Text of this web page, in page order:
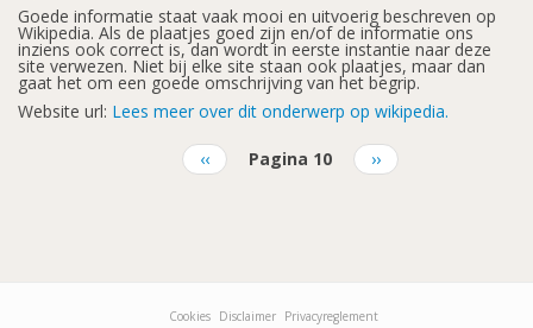
Goede informatie staat vaak mooi en uitvoerig beschreven op
Wikipedia. Als de plaatjes goed zijn en/of de informatie ons
inziens ook correct is, dan wordt in eerste instantie naar deze
site verwezen. Niet bij elke site staan ook plaatjes, maar dan
gaat het om een goede omschrijving van het begrip.
Website url: Lees meer over dit onderwerp op wikipedia.
Vorige
pagina
‹‹ Pagina 10 Volgende
pagina
››
Cookies Disclaimer Privacyreglement